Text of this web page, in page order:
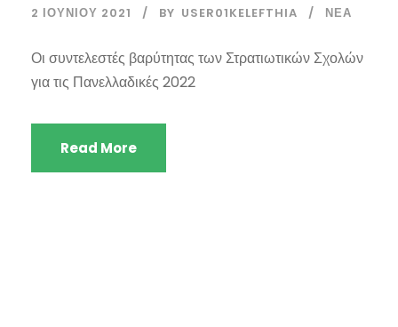
2 ΙΟΥΝΊΟΥ 2021 BY USER01KELEFTHIA ΝΈΑ
Οι συντελεστές βαρύτητας των Στρατιωτικών Σχολών
για τις Πανελλαδικές 2022
Read More